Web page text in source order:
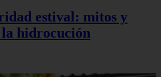
estival: mitos y
hidrocución